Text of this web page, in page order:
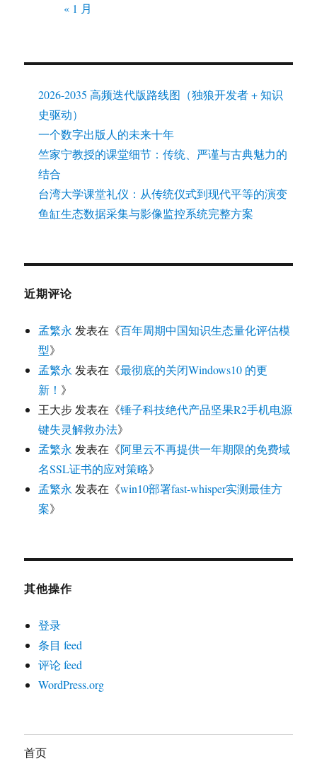
« 1 月
2026-2035 高频迭代版路线图（独狼开发者 + 知识
史驱动）
一个数字出版人的未来十年
竺家宁教授的课堂细节：传统、严谨与古典魅力的
结合
台湾大学课堂礼仪：从传统仪式到现代平等的演变
鱼缸生态数据采集与影像监控系统完整方案
近期评论
孟繁永 发表在《百年周期中国知识生态量化评估模
型》
孟繁永 发表在《最彻底的关闭Windows10 的更
新！ 》
王大步 发表在《锤子科技绝代产品坚果R2手机电源
键失灵解救办法》
孟繁永 发表在《阿里云不再提供一年期限的免费域
名SSL证书的应对策略》
孟繁永 发表在《win10部署fast-whisper实测最佳方
案》
其他操作
登录
条目 feed
评论 feed
WordPress.org
首页